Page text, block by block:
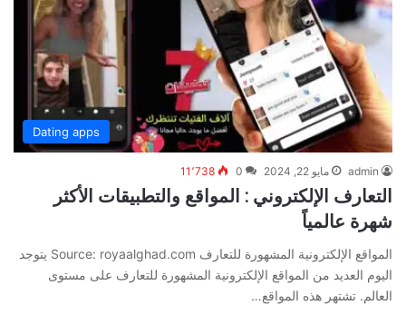
Dating apps
admin مايو 22, 2024 0 11٬738
التعارف الإلكتروني : المواقع والتطبيقات الأكثر
شهرة عالمياً
المواقع الإلكترونية المشهورة للتعارف Source: royaalghad.com يتوجد
اليوم العديد من المواقع الإلكترونية المشهورة للتعارف على مستوى
العالم. تشتهر هذه المواقع…